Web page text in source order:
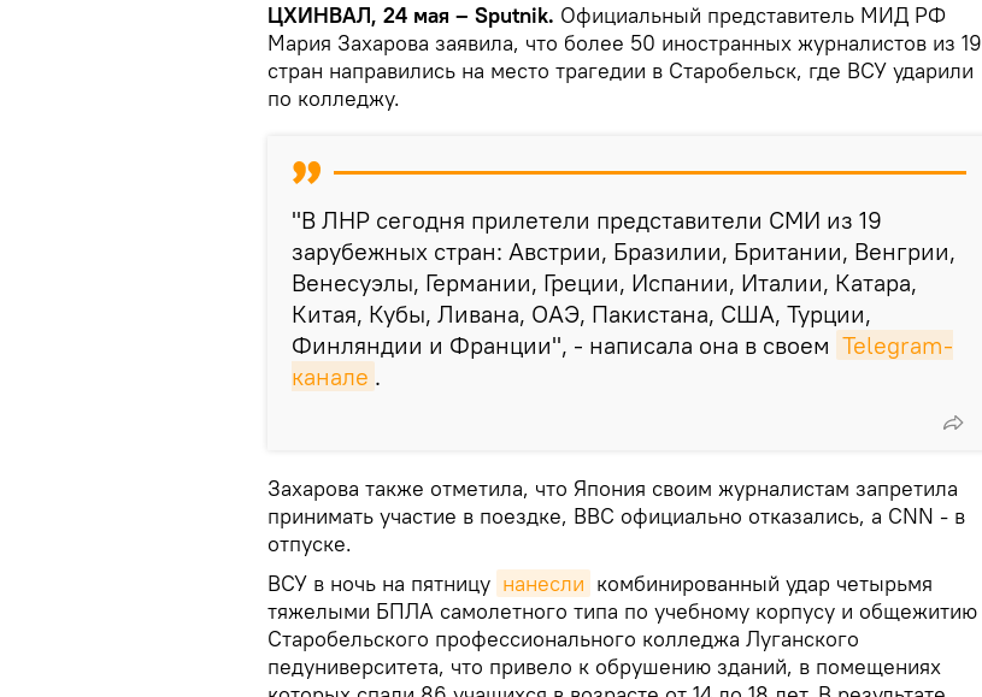
ЦХИНВАЛ, 24 мая – Sputnik. Официальный представитель МИД РФ
Мария Захарова заявила, что более 50 иностранных журналистов из 19
стран направились на место трагедии в Старобельск, где ВСУ ударили
по колледжу.
"В ЛНР сегодня прилетели представители СМИ из 19
зарубежных стран: Австрии, Бразилии, Британии, Венгрии,
Венесуэлы, Германии, Греции, Испании, Италии, Катара,
Китая, Кубы, Ливана, ОАЭ, Пакистана, США, Турции,
Финляндии и Франции", - написала она в своем Telegram-
канале .
Захарова также отметила, что Япония своим журналистам запретила
принимать участие в поездке, ВВС официально отказались, а CNN - в
отпуске.
ВСУ в ночь на пятницу нанесли комбинированный удар четырьмя
тяжелыми БПЛА самолетного типа по учебному корпусу и общежитию
Старобельского профессионального колледжа Луганского
педуниверситета, что привело к обрушению зданий, в помещениях